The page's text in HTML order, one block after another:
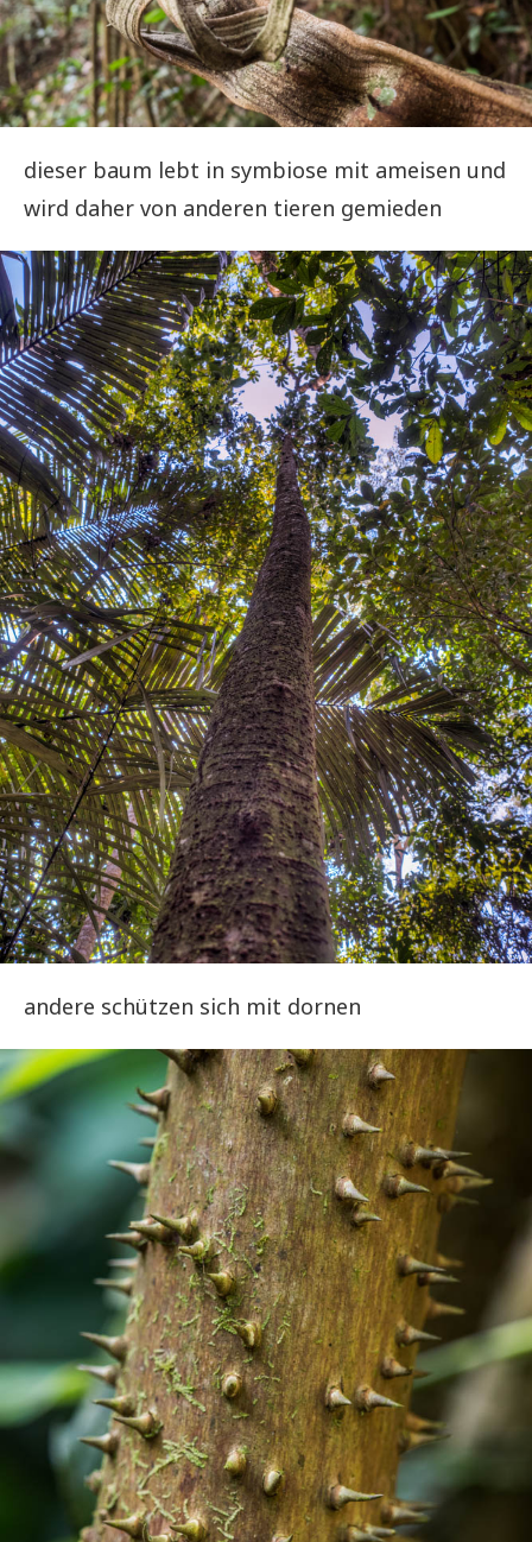
dieser baum lebt in symbiose mit ameisen und
wird daher von anderen tieren gemieden
andere schützen sich mit dornen